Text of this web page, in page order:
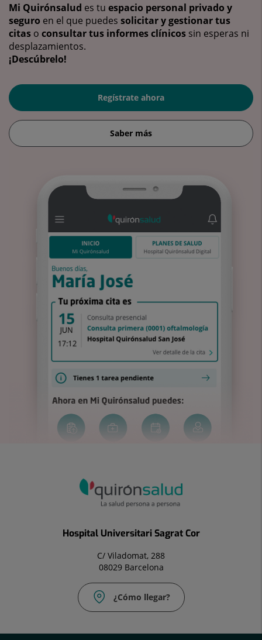
Mi Quirónsalud es tu espacio personal privado y
seguro en el que puedes solicitar y gestionar tus
citas o consultar tus informes clínicos sin esperas ni
desplazamientos.
¡Descúbrelo!
Regístrate ahora
Saber más
Hospital Universitari Sagrat Cor
C/ Viladomat, 288
08029 Barcelona
¿Cómo llegar?